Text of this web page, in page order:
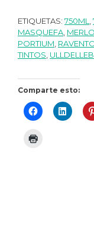
ETIQUETAS: 750ML
MASQUEFA
PORTIUM
TINTOS
Comparte esto: